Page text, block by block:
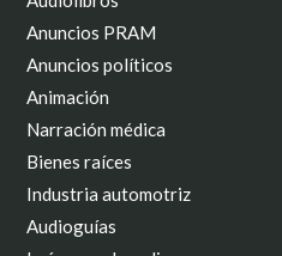
Anuncios PRAM
Anuncios políticos
Animación
Narración médica
Bienes raíces
Industria automotriz
Audioguías